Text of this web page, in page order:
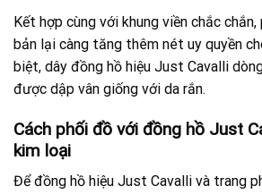
Kết hợp cùng với khung viền chắc
bản lại càng tăng thêm nét uy quyền
biệt, dây đồng hồ hiệu Just Cavalli
được dập vân giống với da rắn.
Cách phối đồ với đồng hồ Just
kim loại
Để đồng hồ hiệu Just Cavalli và trang